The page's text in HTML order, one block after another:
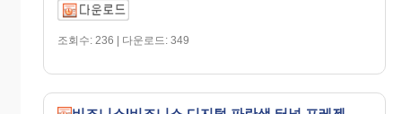
조회수: 236 | 다운로드: 349